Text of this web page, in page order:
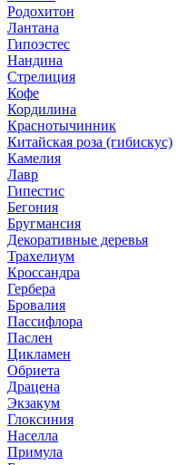
Родохитон
Лантана
Гипоэстес
Нандина
Стрелиция
Кофе
Кордилина
Краснотычинник
Китайская роза (гибискус)
Камелия
Лавр
Гипестис
Бегония
Бругмансия
Декоративные деревья
Трахелиум
Кроссандра
Гербера
Бровалия
Пассифлора
Паслен
Цикламен
Обриета
Драцена
Экзакум
Глоксиния
Населла
Примула